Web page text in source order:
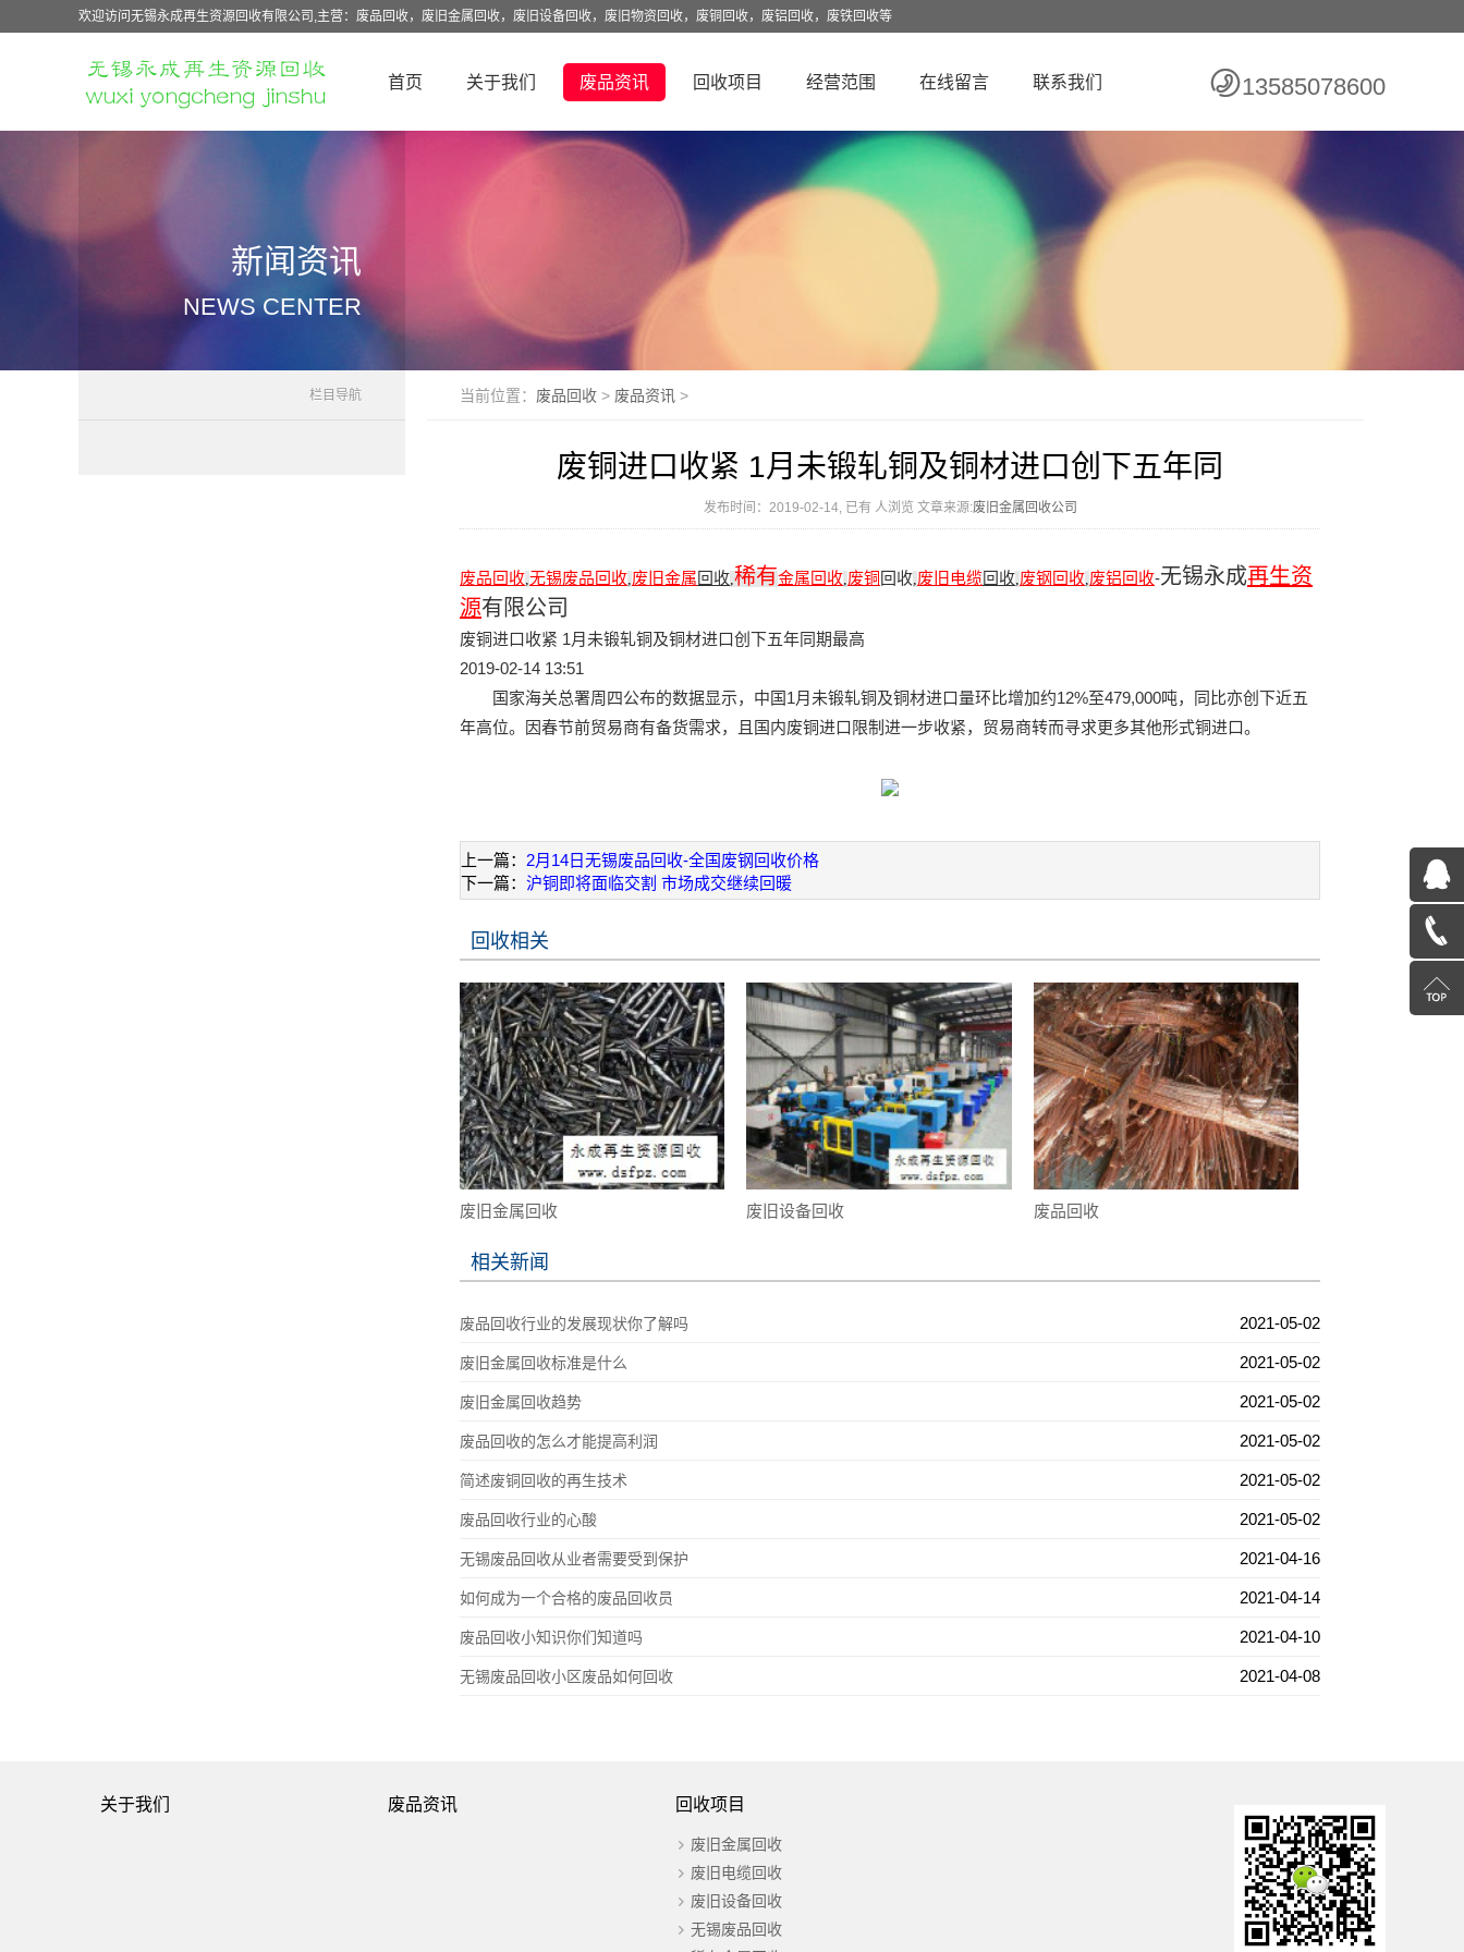
欢迎访问无锡永成再生资源回收有限公司,主营：废品回收，废旧金属回收，废旧设备回收，废旧物资回收，废铜回收，废铝回收，废铁回收等
13585078600
首页 关于我们 废品资讯 回收项目 经营范围 在线留言 联系我们
新闻资讯
NEWS CENTER
栏目导航 当前位置： 废品回收 > 废品资讯 >
废铜进口收紧 1月未锻轧铜及铜材进口创下五年同
发布时间：2019-02-14, 已有 人浏览 文章来源:废旧金属回收公司
废品回收,无锡废品回收,废旧金属回收,稀有金属回收,废铜 回收,废旧电缆回收,废钢回收,废铝回收-无锡永成再生资
源有限公司
废铜进口收紧 1月未锻轧铜及铜材进口创下五年同期最高
2019-02-14 13:51
国家海关总署周四公布的数据显示，中国1月未锻轧铜及铜材进口量环比增加约12%至479,000吨，同比亦创下近五
年高位。因春节前贸易商有备货需求，且国内废铜进口限制进一步收紧，贸易商转而寻求更多其他形式铜进口。
上一篇： 2月14日无锡废品回收-全国废钢回收价格
下一篇： 沪铜即将面临交割 市场成交继续回暖
回收相关
废旧金属回收 废旧设备回收 废品回收
相关新闻
废品回收行业的发展现状你了解吗 2021-05-02
废旧金属回收标准是什么 2021-05-02
废旧金属回收趋势 2021-05-02
废品回收的怎么才能提高利润 2021-05-02
简述废铜回收的再生技术 2021-05-02
废品回收行业的心酸 2021-05-02
无锡废品回收从业者需要受到保护 2021-04-16
如何成为一个合格的废品回收员 2021-04-14
废品回收小知识你们知道吗 2021-04-10
无锡废品回收小区废品如何回收 2021-04-08
关于我们 废品资讯 回收项目
废旧金属回收
废旧电缆回收
废旧设备回收
无锡废品回收